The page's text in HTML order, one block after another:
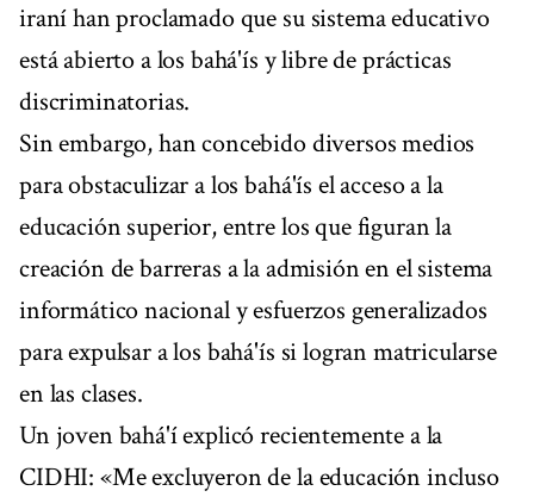
iraní han proclamado que su sistema educativo
está abierto a los bahá'ís y libre de prácticas
discriminatorias.
Sin embargo, han concebido diversos medios
para obstaculizar a los bahá'ís el acceso a la
educación superior, entre los que figuran la
creación de barreras a la admisión en el sistema
informático nacional y esfuerzos generalizados
para expulsar a los bahá'ís si logran matricularse
en las clases.
Un joven bahá'í explicó recientemente a la
CIDHI: «Me excluyeron de la educación incluso